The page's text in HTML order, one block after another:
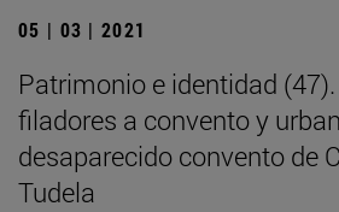
05 | 03 | 2021
Patrimonio e identidad
filadores a convento y
desaparecido convento de
Tudela